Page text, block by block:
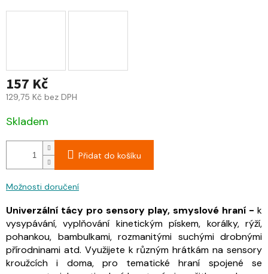
157 Kč
129,75 Kč bez DPH
Skladem
Přidat do košíku
Možnosti doručení
Univerzální tácy pro sensory play, smyslové hraní - k
vysypávání, vyplňování kinetickým pískem, korálky, rýží,
pohankou, bambulkami, rozmanitými suchými drobnými
přírodninami atd. Využijete k různým hrátkám na sensory
kroužcích i doma, pro tematické hraní spojené se